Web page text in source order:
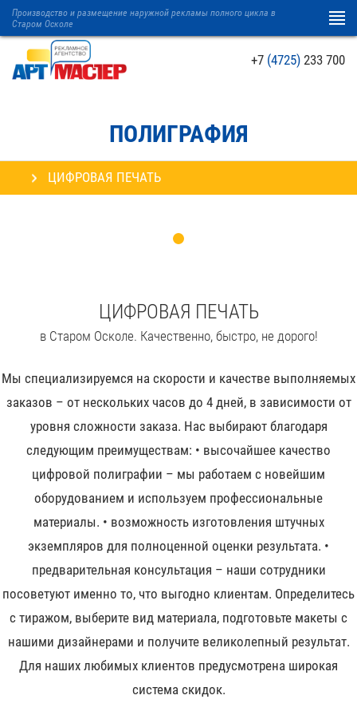
+7 (4725) 233 700
Производство и размещение наружной рекламы полного цикла в
Старом Осколе
ПОЛИГРАФИЯ
ЦИФРОВАЯ ПЕЧАТЬ
ЦИФРОВАЯ ПЕЧАТЬ
в Старом Осколе. Качественно, быстро, не дорого!
Мы специализируемся на скорости и качестве выполняемых
заказов – от нескольких часов до 4 дней, в зависимости от
уровня сложности заказа. Нас выбирают благодаря
следующим преимуществам: • высочайшее качество
цифровой полиграфии – мы работаем с новейшим
оборудованием и используем профессиональные
материалы. • возможность изготовления штучных
экземпляров для полноценной оценки результата. •
предварительная консультация – наши сотрудники
посоветуют именно то, что выгодно клиентам. Определитесь
с тиражом, выберите вид материала, подготовьте макеты с
нашими дизайнерами и получите великолепный результат.
Для наших любимых клиентов предусмотрена широкая
система скидок.